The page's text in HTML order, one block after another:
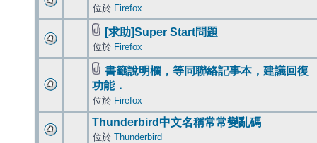
位於 Firefox
[求助]Super Start問題
位於 Firefox
書籤說明欄，等同聯絡記事本，建議回復
功能．
位於 Firefox
Thunderbird中文名稱常常變亂碼
位於 Thunderbird